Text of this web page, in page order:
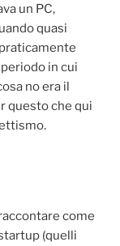
un PC,
quasi
in cui
no era il
questo che qui
come
(quelli